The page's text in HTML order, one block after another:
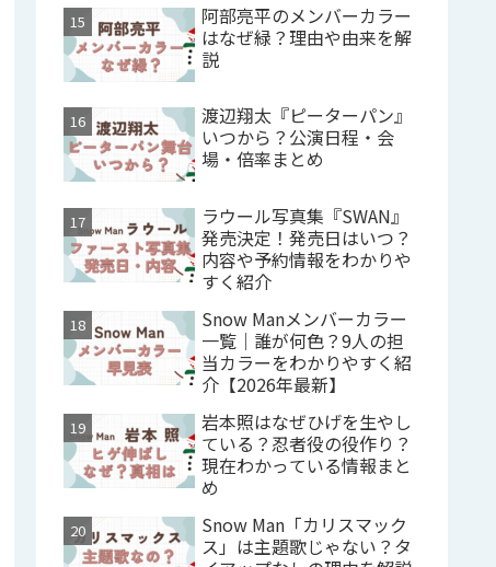
阿部亮平のメンバーカラー
はなぜ緑？理由や由来を解
説
渡辺翔太『ピーターパン』
いつから？公演日程・会
場・倍率まとめ
ラウール写真集『SWAN』
発売決定！発売日はいつ？
内容や予約情報をわかりや
すく紹介
Snow Manメンバーカラー
一覧｜誰が何色？9人の担
当カラーをわかりやすく紹
介【2026年最新】
岩本照はなぜひげを生やし
ている？忍者役の役作り？
現在わかっている情報まと
め
Snow Man「カリスマック
ス」は主題歌じゃない？タ